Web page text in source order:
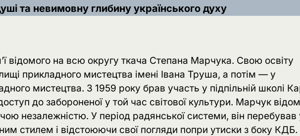
та невимовну глибину українського духу
відомого на всю округу ткача Степана Марчука. Свою освіту
прикладного мистецтва імені Івана Труша, а потім — у
мистецтва. З 1959 року брав участь у підпільній школі
до забороненої у той час світової культури. Марчук
незалежністю. У період радянської системи, він перебував
стилем і відстоюючи свої погляди попри утиски з боку КДБ.